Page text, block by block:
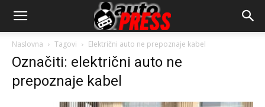
AutopressHR
Naslovna Tagovi Električni auto ne prepoznaje kabel
Označiti: električni auto ne
prepoznaje kabel